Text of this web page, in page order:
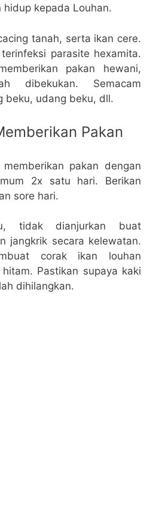
hidup kepada Louhan.
tanah, serta ikan cere.
parasite hexamita.
pakan hewani,
dibekukan. Semacam
beku, udang beku, dll.
Pakan
pakan dengan
2x satu hari. Berikan
sore hari.
tidak dianjurkan buat
jangkrik secara kelewatan.
corak ikan louhan
Pastikan supaya kaki
dihilangkan.